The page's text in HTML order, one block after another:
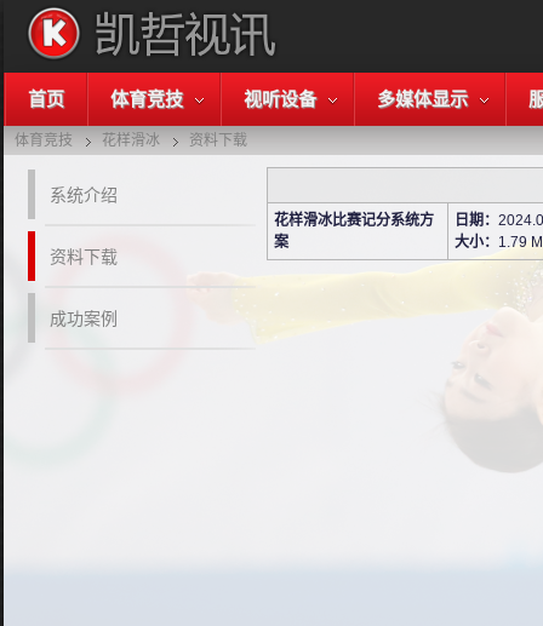
首页 体育竞技 视听设备 多媒体显示
体育竞技 花样滑冰 资料下载
系统介绍
资料下载
成功案例
花样滑冰比赛记分系统方
案
日期：
大小： 1.79